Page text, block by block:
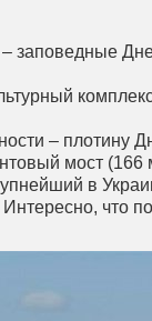
заповедные
– плотину
мост (166
в
что по